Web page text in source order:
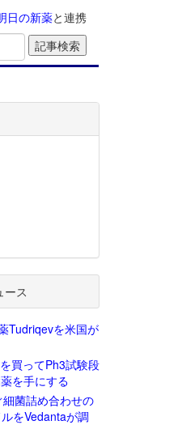
日の新薬と連携
ース
Tudriqevを米国が
買ってPh3試験段
を手にする
菌詰め合わせの
をVedantaが調